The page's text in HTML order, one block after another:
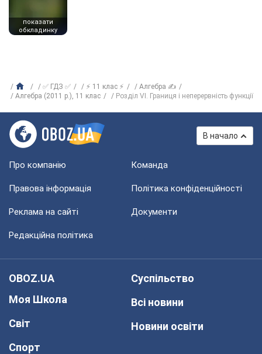
показати
обкладинку
✅ ГДЗ ✅ ⚡ 11 клас ⚡
Алгебра ✍
Алгебра (2011 р.), 11 клас
Розділ VI. Границя і неперервність функції
В начало
Про компанію Команда
Правова інформація Політика конфіденційності
Реклама на сайті Документи
Редакційна політика
OBOZ.UA
Моя Школа
Світ
Спорт
Суспільство
Всі новини
Новини освіти